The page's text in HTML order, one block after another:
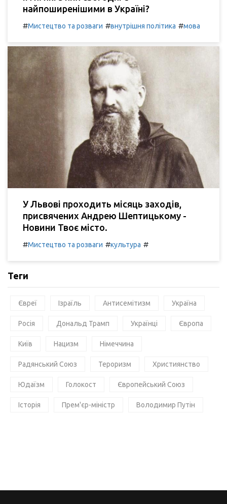
найпоширенішими в Україні?
#Мистецтво та розваги #внутрішня політика #мова
У Львові проходить місяць заходів,
присвячених Андрею Шептицькому -
Новини Твоє місто.
#Мистецтво та розваги #культура #
Теги
Євреї Ізраїль Антисемітизм Україна
Росія Дональд Трамп Українці Європа
Київ Нацизм Німеччина
Радянський Союз Тероризм Християнство
Юдаїзм Голокост Європейський Союз
Історія Прем'єр-міністр Володимир Путін